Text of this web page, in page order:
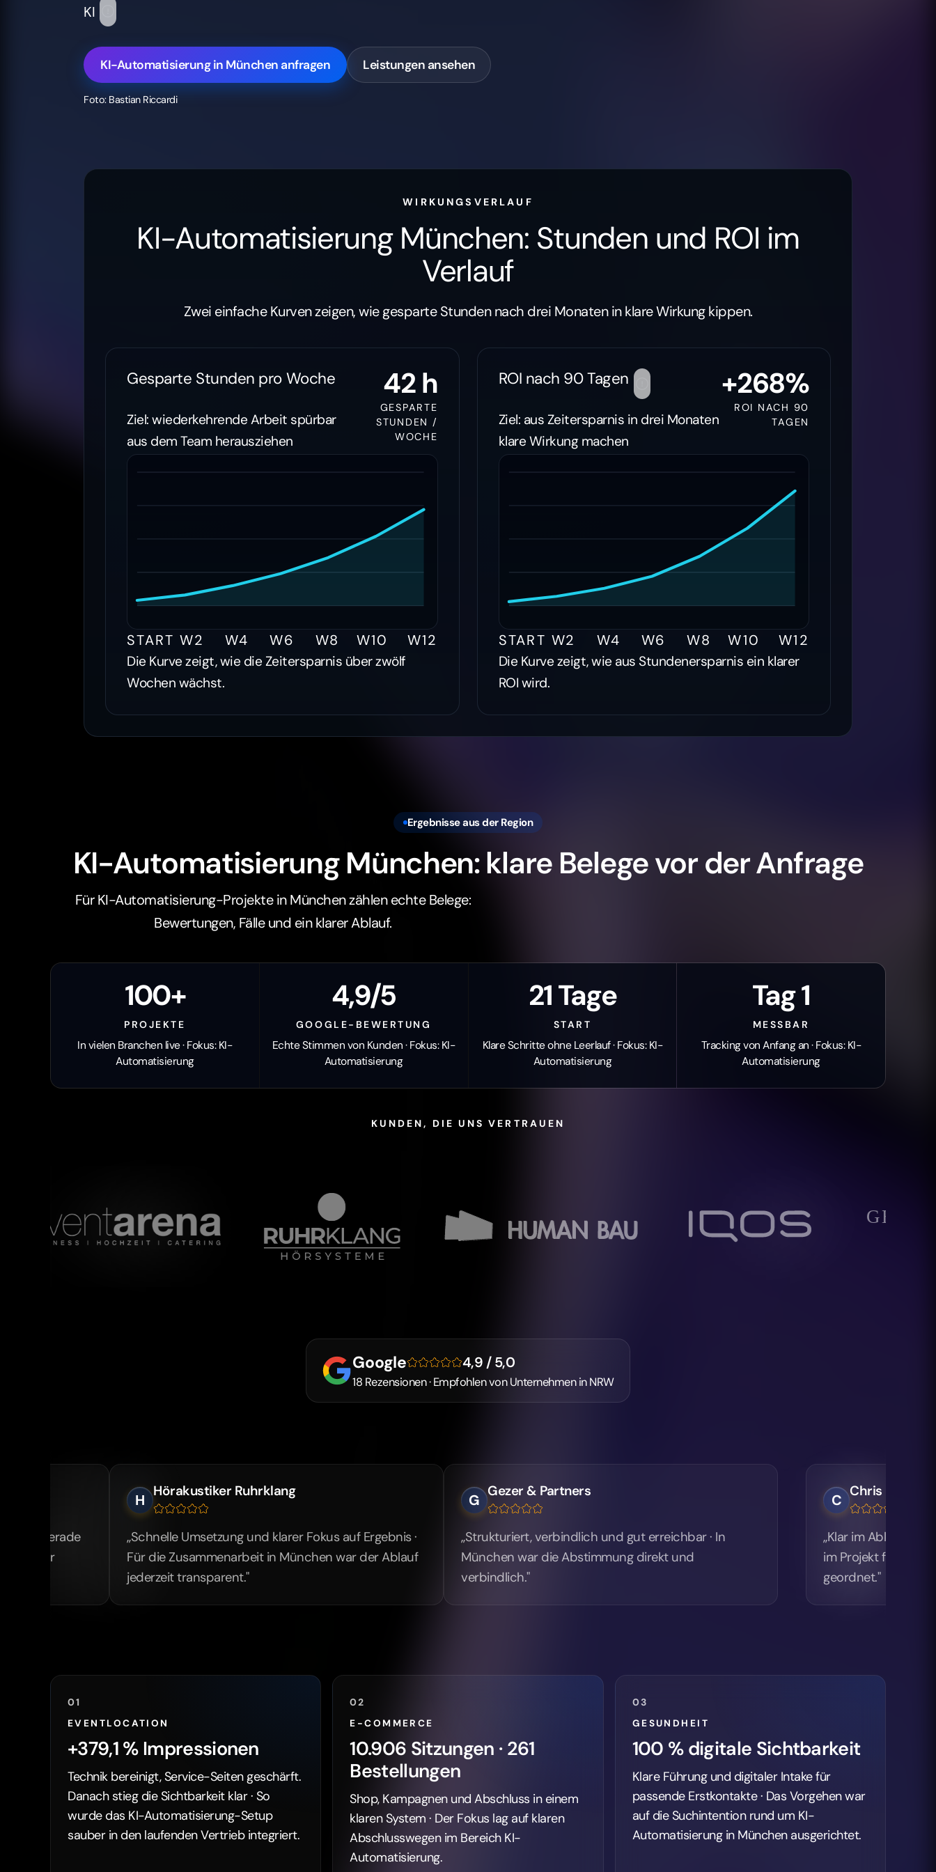
KI
KI-Automatisierung in München anfragen Leistungen ansehen
Foto: Bastian Riccardi
WIRKUNGSVERLAUF
KI-Automatisierung München: Stunden und ROI im
Verlauf
Zwei einfache Kurven zeigen, wie gesparte Stunden nach drei Monaten in klare Wirkung kippen.
Gesparte Stunden pro Woche
Ziel: wiederkehrende Arbeit spürbar
aus dem Team herausziehen
42 h
GESPARTE
STUNDEN /
WOCHE
START W2 W4 W6 W8 W10 W12
Die Kurve zeigt, wie die Zeitersparnis über zwölf
Wochen wächst.
ROI nach 90 Tagen
Ziel: aus Zeitersparnis in drei Monaten
klare Wirkung machen
+268%
ROI NACH 90
TAGEN
START W2 W4 W6 W8 W10 W12
Die Kurve zeigt, wie aus Stundenersparnis ein klarer
ROI wird.
Ergebnisse aus der Region
KI-Automatisierung München: klare Belege vor der Anfrage
Für KI-Automatisierung-Projekte in München zählen echte Belege:
Bewertungen, Fälle und ein klarer Ablauf.
100+
PROJEKTE
In vielen Branchen live · Fokus: KI-
Automatisierung
4,9/5
GOOGLE-BEWERTUNG
Echte Stimmen von Kunden · Fokus: KI-
Automatisierung
21 Tage
START
Klare Schritte ohne Leerlauf · Fokus: KI-
Automatisierung
Tag 1
MESSBAR
Tracking von Anfang an · Fokus: KI-
Automatisierung
KUNDEN, DIE UNS VERTRAUEN
GEZER PARTNERS
RECHT UND BERATUNG
jacob1920
Google 4,9 / 5,0
18 Rezensionen · Empfohlen von Unternehmen in NRW
Hörakustiker Ruhrklang
„Schnelle Umsetzung und klarer Fokus auf Ergebnis ·
Für die Zusammenarbeit in München war der Ablauf
jederzeit transparent."
Gezer & Partners
„Strukturiert, verbindlich und gut erreichbar · In
München war die Abstimmung direkt und
Chris Lawson
„Klar im Ablauf und stark in der
im Projekt für München war die
01
EVENTLOCATION
+379,1 % Impressionen
Technik bereinigt, Service-Seiten geschärft.
Danach stieg die Sichtbarkeit klar · So
wurde das KI-Automatisierung-Setup
sauber in den laufenden Vertrieb integriert.
02
E-COMMERCE
10.906 Sitzungen · 261
Bestellungen
Shop, Kampagnen und Abschluss in einem
klaren System · Der Fokus lag auf klaren
Abschlusswegen im Bereich KI-
Automatisierung.
03
GESUNDHEIT
100 % digitale Sichtbarkeit
Klare Führung und digitaler Intake für
passende Erstkontakte · Das Vorgehen war
auf die Suchintention rund um KI-
Automatisierung in München ausgerichtet.